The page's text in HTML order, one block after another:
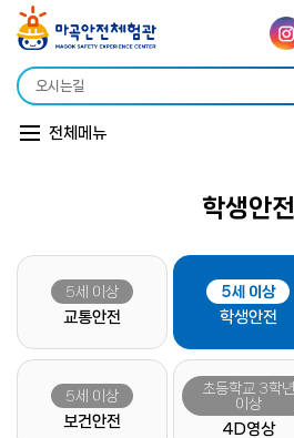
전체메뉴
학생안전
5세 이상
교통안전
5세 이상
학생안전
5세 이상
보건안전
초등학교 3학년
이상
4D영상